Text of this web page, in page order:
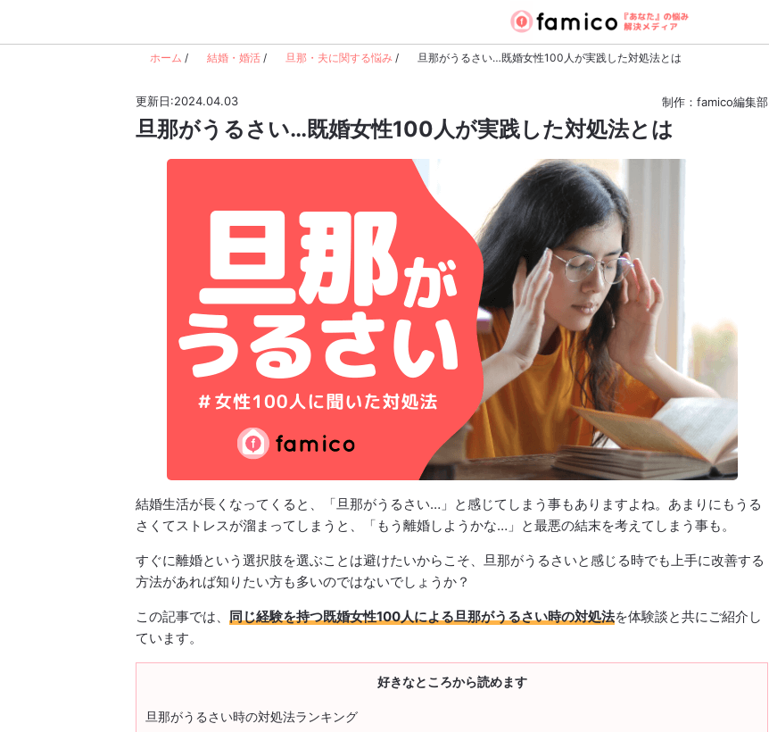
ホーム / 結婚・婚活 / 旦那・夫に関する悩み / 旦那がうるさい…既婚女性100人が実践した対処法とは
更新日:2024.04.03 制作：famico編集部
旦那がうるさい…既婚女性100人が実践した対処法とは
結婚生活が長くなってくると、「旦那がうるさい…」と感じてしまう事もありますよね。あまりにもうる
さくてストレスが溜まってしまうと、「もう離婚しようかな…」と最悪の結末を考えてしまう事も。
すぐに離婚という選択肢を選ぶことは避けたいからこそ、旦那がうるさいと感じる時でも上手に改善する
方法があれば知りたい方も多いのではないでしょうか？
この記事では、 同じ経験を持つ既婚女性100人による旦那がうるさい時の対処法を体験談と共にご紹介し
ています。
好きなところから読めます
旦那がうるさい時の対処法ランキング